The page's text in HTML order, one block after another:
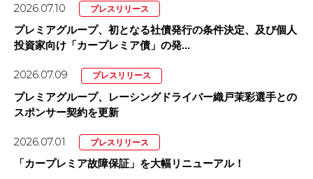
2026.07.10 プレスリリース
プレミアグループ、初となる社債発行の条件決定、及び個人
投資家向け「カープレミア債」の発...
2026.07.09 プレスリリース
プレミアグループ、レーシングドライバー織戸茉彩選手との
スポンサー契約を更新
2026.07.01 プレスリリース
「カープレミア故障保証」を大幅リニューアル！